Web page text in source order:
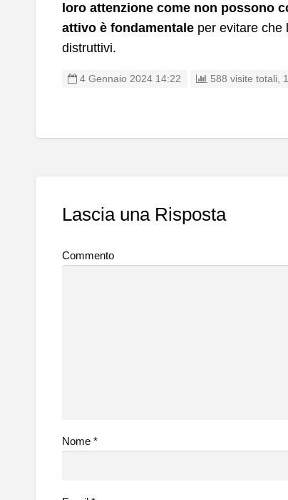
loro attenzione come non possono
attivo è fondamentaleper evitare che
distruttivi.
4 Gennaio 2024 14:22 588 visite totali,
Lascia una Risposta
Commento
Nome *